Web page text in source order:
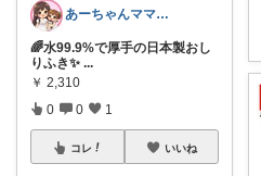
あーちゃんママ🐣朝コレ5時✨2y娘
🌈水99.9%で厚手の日本製おし
りふき✨ ...
￥ 2,310
0 0 1
コレ いいね